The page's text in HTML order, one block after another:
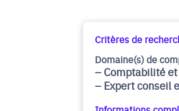
Critères de
Domaine(s) de
Comptabilité
Expert conseil